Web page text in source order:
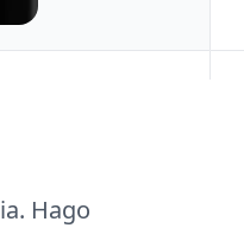
Hago